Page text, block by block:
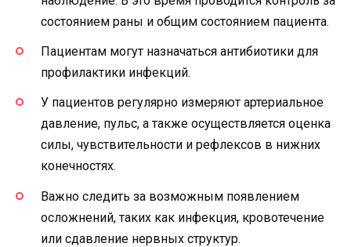
состоянием раны и общим состоянием пациента.
Пациентам могут назначаться антибиотики для
профилактики инфекций.
У пациентов регулярно измеряют артериальное
давление, пульс, а также осуществляется оценка
силы, чувствительности и рефлексов в нижних
конечностях.
Важно следить за возможным появлением
осложнений, таких как инфекция, кровотечение
или сдавление нервных структур.